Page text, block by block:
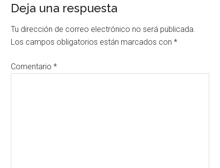
Interacciones
con
los
lectores
Deja una respuesta
Tu dirección de correo electrónico no será publicada.
Los campos obligatorios están marcados con*
Comentario*